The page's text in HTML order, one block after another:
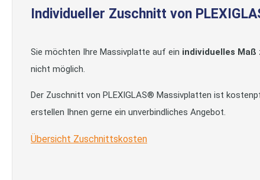
Individueller Zuschnitt von
Sie möchten Ihre Massivplatte auf ein individuelles Maß
nicht möglich.
Der Zuschnitt von PLEXIGLAS® Massivplatten ist
erstellen Ihnen gerne ein unverbindliches Angebot.
Übersicht Zuschnittskosten